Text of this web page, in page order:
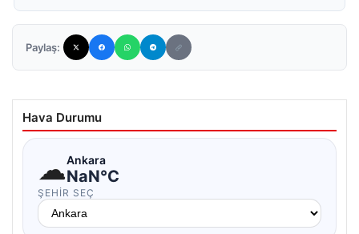
Paylaş:
Hava Durumu
☁Ankara
NaN°C
ŞEHIR SEÇ